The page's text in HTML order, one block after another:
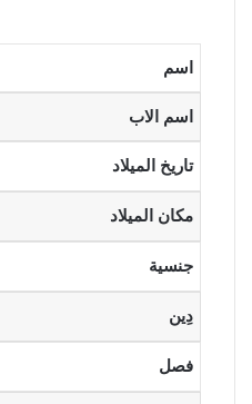
اسم
اسم الاب
تاريخ الميلاد
مكان الميلاد
جنسية
دِين
فصل